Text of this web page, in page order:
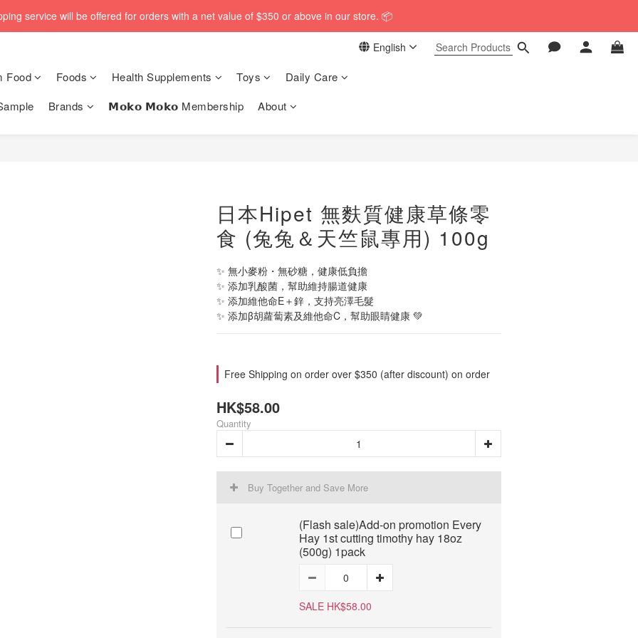
service will be offered for orders with a net value of $350 or above in our store. 📦
service will be offered for orders with a net value of $350 or above in our store. 📦
🎁「免費試食專區」｜主糧・牧草・小食先試後買✨
service will be offered for orders with a net value of $350 or above in our store. 📦
English
Food Foods Health Supplements Toys
Daily Care
Brands 𝗠𝗼𝗸𝗼 𝗠𝗼𝗸𝗼 Membership About
日本Hipet 無麩質健康草條零
食 (兔兔＆天竺鼠專用) 100g
✨ 無小麥粉・無砂糖，健康低負擔
✨ 添加乳酸菌，幫助維持腸道健康
✨ 添加維他命E＋鋅，支持亮澤毛髮
✨ 添加β胡蘿蔔素及維他命C，幫助眼睛健康 💚
Free Shipping on order over $350 (after discount) on order
HK$58.00
Quantity
Buy Together and Save More
(Flash sale)Add-on promotion Every
Hay 1st cutting timothy hay 18oz
(500g) 1pack
SALE HK$58.00